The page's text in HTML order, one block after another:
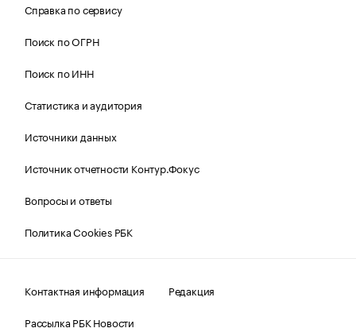
Справка по сервису
Поиск по ОГРН
Поиск по ИНН
Статистика и аудитория
Источники данных
Источник отчетности Контур.Фокус
Вопросы и ответы
Политика Cookies РБК
Контактная информация
Редакция
Рассылка РБК Новости